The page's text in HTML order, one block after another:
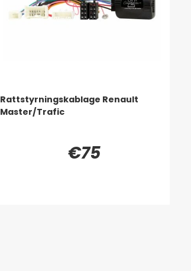
Rattstyrningskablage Renault
Master/Trafic
€75